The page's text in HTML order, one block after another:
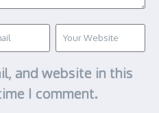
and website in this
I comment.